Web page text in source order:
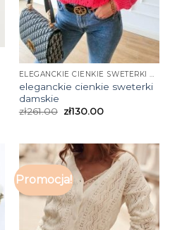
ELEGANCKIE CIENKIE SWETERKI DAMSKIE
eleganckie cienkie sweterki
damskie
zł261.00 zł130.00
Promocja!